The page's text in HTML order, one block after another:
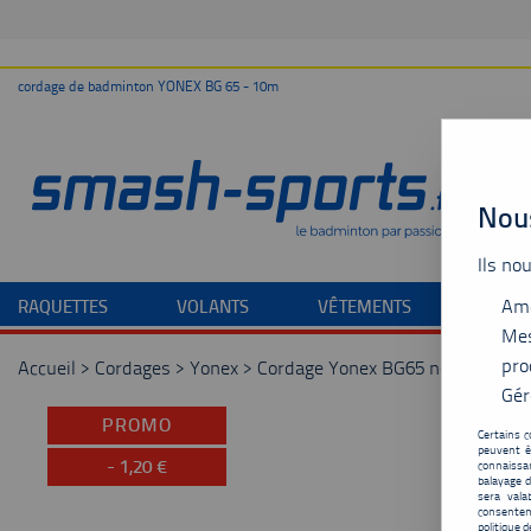
cordage de badminton YONEX BG 65 - 10m
RAQUETTES VOLANTS VÊTEMENTS
Accueil > Cordages > Yonex > Cordage Yonex BG65 noir - 10m
PROMO
- 1,20 €
Ils
Certains
peuvent
balayage
sera
politique